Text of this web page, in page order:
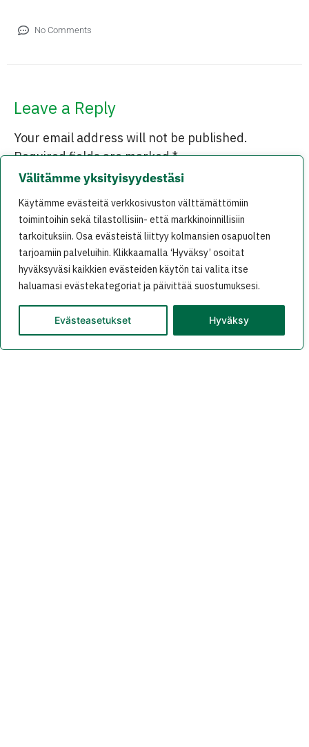
Välitämme yksityisyydestäsi
Käytämme evästeitä verkkosivuston välttämättömiin
toimintoihin sekä tilastollisiin- että markkinoinnillisiin
tarkoituksiin. Osa evästeistä liittyy kolmansien osapuolten
tarjoamiin palveluihin. Klikkaamalla ‘Hyväksy’ osoitat
hyväksyväsi kaikkien evästeiden käytön tai valita itse
haluamasi evästekategoriat ja päivittää suostumuksesi.
Evästeasetukset Hyväksy
No Comments
Leave a Reply
Your email address will not be published.
Required fields are marked*
Comment*
Name*